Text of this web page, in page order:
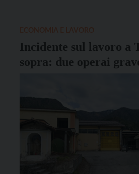
Incidente sul lavoro a
sopra: due operai